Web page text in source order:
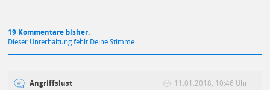
19 Kommentare bisher.
Dieser Unterhaltung fehlt Deine Stimme.
Angriffslust 11.01.2018, 10:46 Uhr